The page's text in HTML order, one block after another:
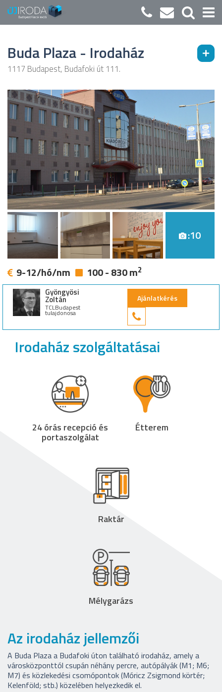
Buda Plaza - Irodaház
1117 Budapest, Budafoki út 111.
:10
9-12/hó/nm 100 - 830 m2
Gyöngyösi
Zoltán
TCLBudapest
tulajdonosa
Ajánlatkérés
Irodaház szolgáltatásai
24 órás recepció és
portaszolgálat
Étterem
Raktár
Mélygarázs
Az irodaház jellemzői
A Buda Plaza a Budafoki úton található irodaház, amely a
városközponttól csupán néhány percre, autópályák (M1; M6;
M7) és közlekedési csomópontok (Móricz Zsigmond körtér;
Kelenföld; stb.) közelében helyezkedik el.